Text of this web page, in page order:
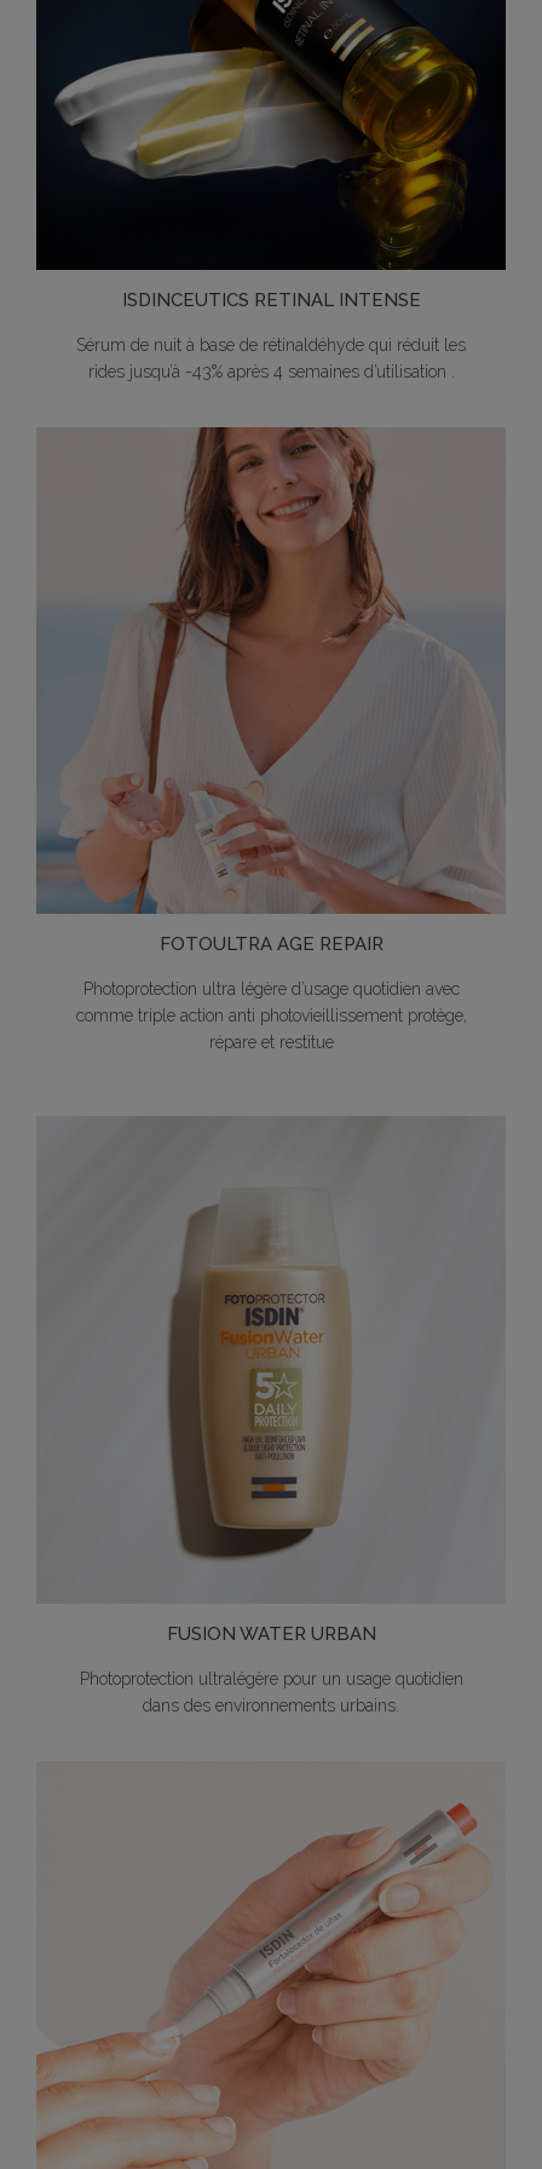
ISDINCEUTICS RETINAL INTENSE
Sérum de nuit à base de rétinaldéhyde qui réduit les
rides jusqu’à -43% après 4 semaines d’utilisation .
FOTOULTRA AGE REPAIR
Photoprotection ultra légère d’usage quotidien avec
comme triple action anti photovieillissement protège,
répare et restitue
FUSION WATER URBAN
Photoprotection ultralégère pour un usage quotidien
dans des environnements urbains.